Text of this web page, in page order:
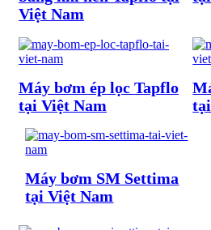
Việt Nam
Máy bơm ép lọc Tapflo
tại Việt Nam
Máy bơm SM Settima
tại Việt Nam